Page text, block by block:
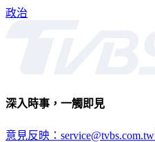
政治
深入時事，一觸即見
意見反映：service@tvbs.com.tw